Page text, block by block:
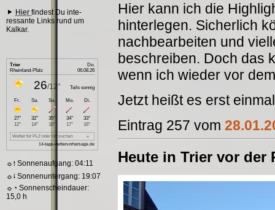
Hier findest Du inte-
ressante Links rund um
Kalkar.
☼⭫ Sonnenaufgang: 04:11
☼⭭ Sonnenuntergang: 19:07
☼◔ Sonnenscheindauer:
15,0 h
Hier kann ich die
hinterlegen. Sicherlich
nachbearbeiten und
beschreiben. Doch das
wenn ich wieder vor
Jetzt heißt es erst
Eintrag 257 vom
Heute in Trier vor der